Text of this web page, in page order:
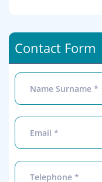
Contact Form